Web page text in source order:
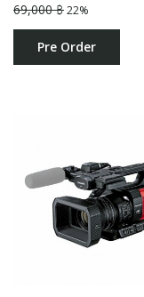
69,000 ฿22%
Pre Order